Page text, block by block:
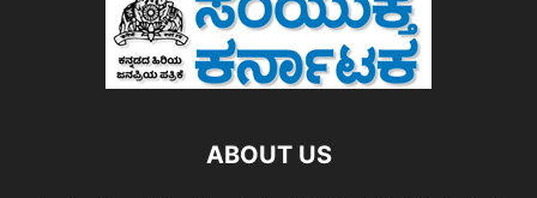
ABOUT US